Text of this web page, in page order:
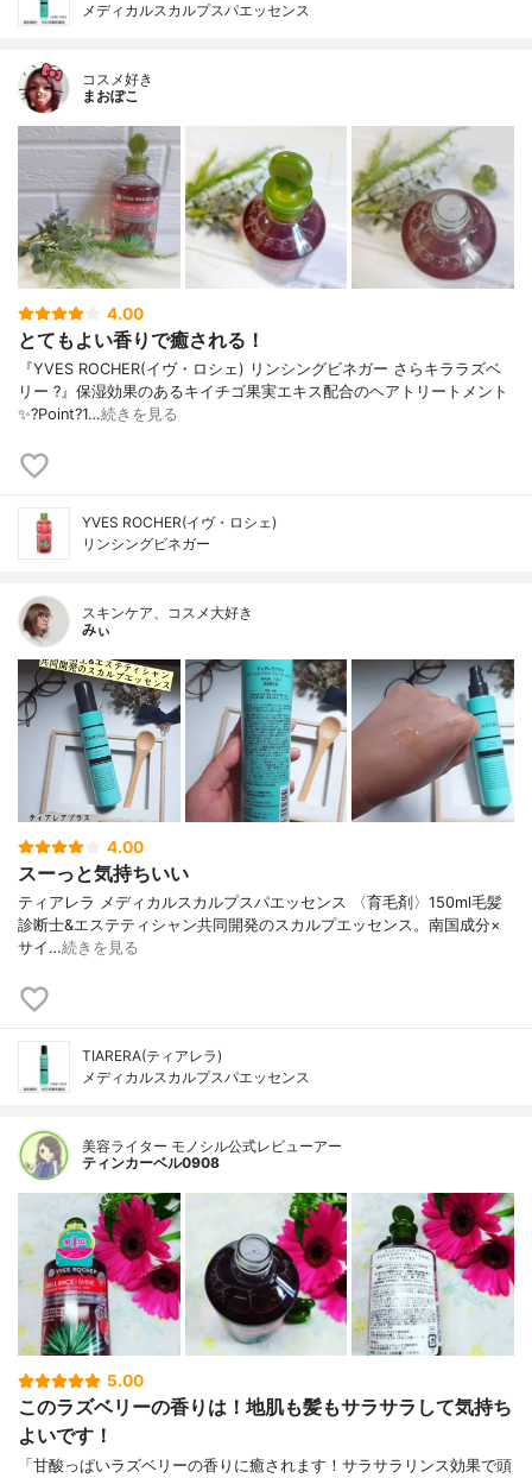
メディカルスカルプスパエッセンス
コスメ好き
まおぽこ
4.00
とてもよい香りで癒される！
『YVES ROCHER(イヴ・ロシェ) リンシングビネガー さらキララズベ
リー ?』保湿効果のあるキイチゴ果実エキス配合のヘアトリートメント
✨?Point?1…続きを見る
YVES ROCHER(イヴ・ロシェ)
リンシングビネガー
スキンケア、コスメ大好き
みぃ
4.00
スーっと気持ちいい
ティアレラ メディカルスカルプスパエッセンス 〈育毛剤〉150ml 毛髪
診断士&エステティシャン共同開発のスカルプエッセンス。 南国成分×
サイ…続きを見る
TIARERA(ティアレラ)
メディカルスカルプスパエッセンス
美容ライター モノシル公式レビューアー
ティンカーベル0908
5.00
このラズベリーの香りは！地肌も髪もサラサラして気持ち
よいです！
「甘酸っぱいラズベリーの香りに癒されます！サラサラリンス効果で頭